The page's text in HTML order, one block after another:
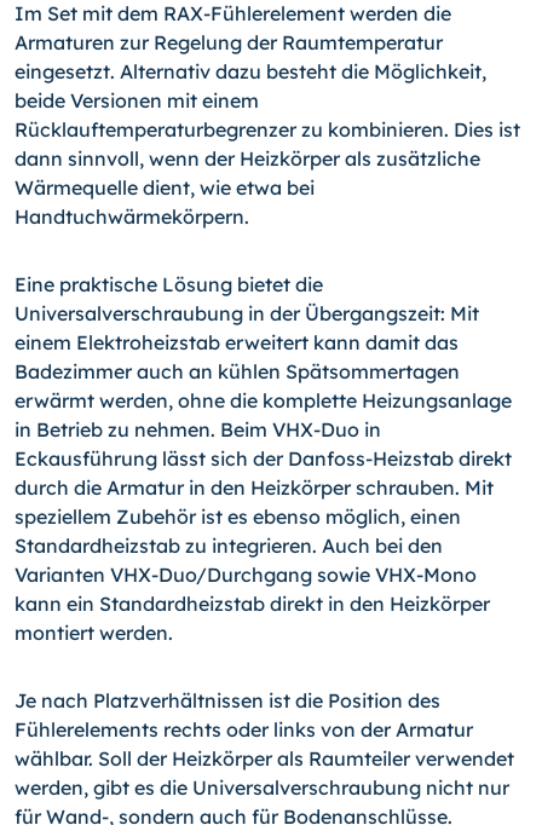
Im Set mit dem RAX-Fühlerelement werden die
Armaturen zur Regelung der Raumtemperatur
eingesetzt. Alternativ dazu besteht die Möglichkeit,
beide Versionen mit einem
Rücklauftemperaturbegrenzer zu kombinieren. Dies ist
dann sinnvoll, wenn der Heizkörper als zusätzliche
Wärmequelle dient, wie etwa bei
Handtuchwärmekörpern.
Eine praktische Lösung bietet die
Universalverschraubung in der Übergangszeit: Mit
einem Elektroheizstab erweitert kann damit das
Badezimmer auch an kühlen Spätsommertagen
erwärmt werden, ohne die komplette Heizungsanlage
in Betrieb zu nehmen. Beim VHX-Duo in
Eckausführung lässt sich der Danfoss-Heizstab direkt
durch die Armatur in den Heizkörper schrauben. Mit
speziellem Zubehör ist es ebenso möglich, einen
Standardheizstab zu integrieren. Auch bei den
Varianten VHX-Duo/Durchgang sowie VHX-Mono
kann ein Standardheizstab direkt in den Heizkörper
montiert werden.
Je nach Platzverhältnissen ist die Position des
Fühlerelements rechts oder links von der Armatur
wählbar. Soll der Heizkörper als Raumteiler verwendet
werden, gibt es die Universalverschraubung nicht nur
fürWand-, sondern auch für Bodenanschlüsse.